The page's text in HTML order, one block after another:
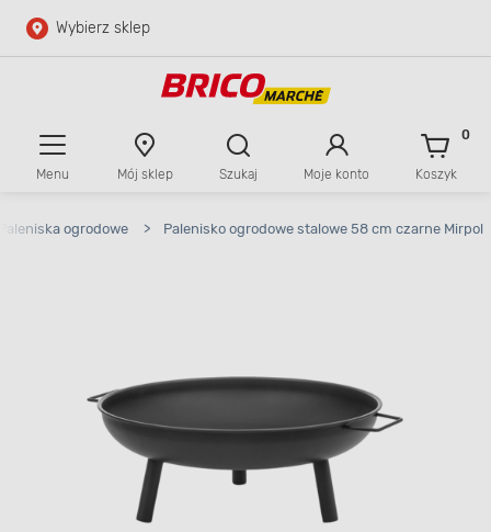
Przejdź do głównej zawartości
Wybierz sklep
Menu Mój sklep Szukaj Moje konto Koszyk
0
ogrodowe > Palenisko ogrodowe stalowe 58 cm czarne Mirpol